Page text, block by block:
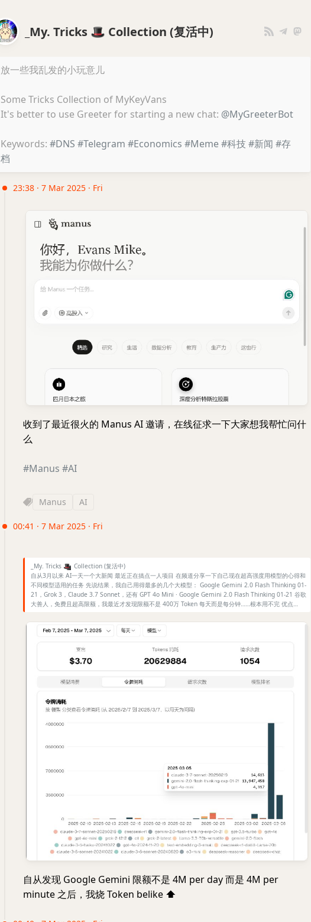
_My. Tricks 🎩 Collection (复活中)
放一些我乱发的小玩意儿
Some Tricks Collection of MyKeyVans
It's better to use Greeter for starting a new chat: @MyGreeterBot
Keywords: #DNS #Telegram #Economics #Meme#科技 #新闻 #存
档
23:38 · 7 Mar 2025 · Fri
收到了最近很火的 Manus AI 邀请，在线征求一下大家想我帮忙问什
么
#Manus #AI
Manus AI
00:41 · 7 Mar 2025 · Fri
_My. Tricks 🎩 Collection (复活中)
自从3月以来 AI一天一个大新闻 最近正在搞点一人项目 在频道分享一下自己现在超高强度用模型的心得和
不同模型适用的任务 先说结果，我自己用得最多的几个大模型： Google Gemini 2.0 Flash Thinking 01-
21，Grok 3，Claude 3.7 Sonnet，还有 GPT 4o Mini · Google Gemini 2.0 Flash Thinking 01-21 谷歌
大善人，免费且超高限额，我最近才发现限额不是 400万 Token 每天而是每分钟……根本用不完 优点…
自从发现 Google Gemini 限额不是 4M per day 而是 4M per
minute 之后，我烧 Token belike ⬆️